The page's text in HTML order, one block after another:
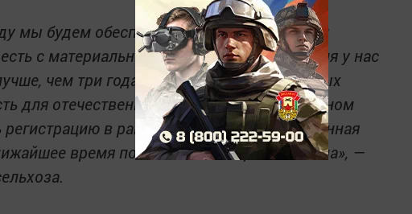
мы будем обеспечены всем необходимым
с материально-технической точки зрения у нас
чем три года назад. И одна из ключевых
для отечественных разработок в ускоренном
в рамках госкомиссии. Ускоренная
время появится на товарные семена», —